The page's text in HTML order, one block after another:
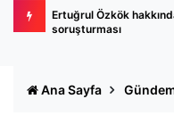
belli
Ertuğrul Özkök
soruşturması
Ana Sayfa